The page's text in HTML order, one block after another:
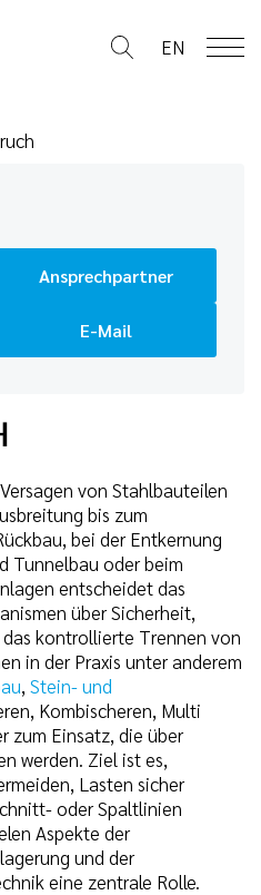
EN
Ansprechpartner
E-Mail
von Stahlbauteilen
bis zum
bei der Entkernung
Tunnelbau oder beim
entscheidet das
über Sicherheit,
kontrollierte Trennen von
in der Praxis unter anderem
, Stein- und
Kombischeren, Multi
zum Einsatz, die über
werden. Ziel ist es,
Lasten sicher
oder Spaltlinien
Aspekte der
und der
eine zentrale Rolle.